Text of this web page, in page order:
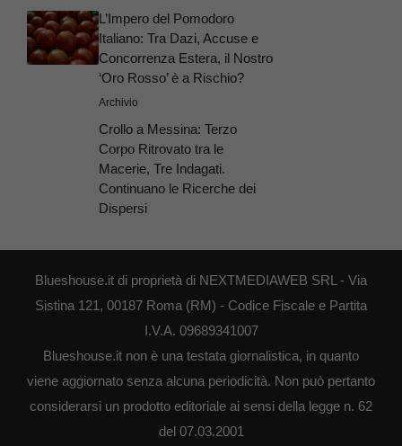
L’Impero del Pomodoro
Italiano: Tra Dazi, Accuse e
Concorrenza Estera, il Nostro
‘Oro Rosso’ è a Rischio?
Archivio
Crollo a Messina: Terzo
Corpo Ritrovato tra le
Macerie, Tre Indagati.
Continuano le Ricerche dei
Dispersi
Blueshouse.it di proprietà di NEXTMEDIAWEB SRL - Via
Sistina 121, 00187 Roma (RM) - Codice Fiscale e Partita
I.V.A. 09689341007
Blueshouse.it non è una testata giornalistica, in quanto
viene aggiornato senza alcuna periodicità. Non può pertanto
considerarsi un prodotto editoriale ai sensi della legge n. 62
del 07.03.2001